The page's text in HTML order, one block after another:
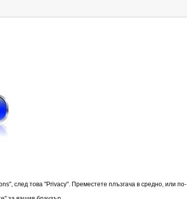
след това "Privacy". Преместете плъзгача в средно, или по-